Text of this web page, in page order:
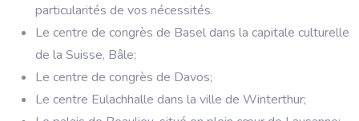
particularités de vos nécessités.
Le centre de congrès de Basel dans la capitale culturelle
de la Suisse, Bâle;
Le centre de congrès de Davos;
Le centre Eulachhalle dans la ville de Winterthur;